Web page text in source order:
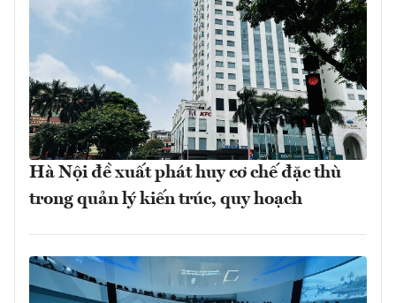
Hà Nội đề xuất phát huy cơ chế đặc thù
trong quản lý kiến trúc, quy hoạch